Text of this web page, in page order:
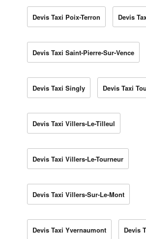
Devis Taxi Poix-Terron Devis
Devis Taxi Saint-Pierre-Sur-Vence
Devis Taxi Singly Devis Taxi
Devis Taxi Villers-Le-Tilleul
Devis Taxi Villers-Le-Tourneur
Devis Taxi Villers-Sur-Le-Mont
Devis Taxi Yvernaumont Devis